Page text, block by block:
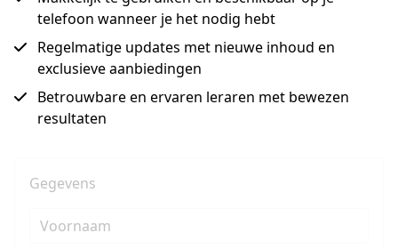
telefoon wanneer je het nodig hebt
Regelmatige updates met nieuwe inhoud en
exclusieve aanbiedingen
Betrouwbare en ervaren leraren met bewezen
resultaten
Gegevens
Voornaam